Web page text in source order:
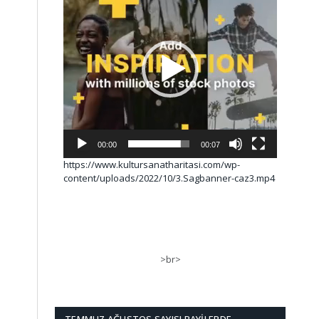
00:00 00:07
https://www.kultursanatharitasi.com/wp-
content/uploads/2022/10/3.Sagbanner-caz3.mp4
>br>